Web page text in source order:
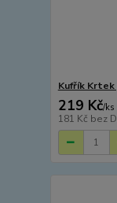
Kufřík Krtek
219 Kč/ks
181 Kč bez